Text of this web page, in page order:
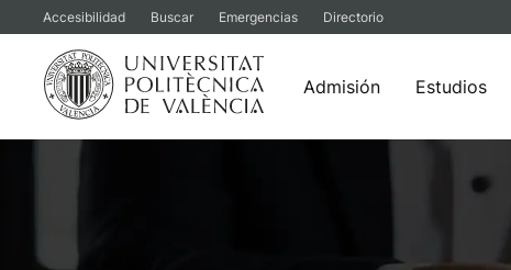
Accesibilidad Buscar Emergencias Directorio
Admisión Estudios